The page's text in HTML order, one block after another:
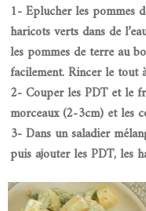
1- Eplucher les pommes
haricots verts dans de
les pommes de terre au
facilement. Rincer le tout
2- Couper les PDT et le
morceaux (2-3cm) et les
3- Dans un saladier
puis ajouter les PDT, les